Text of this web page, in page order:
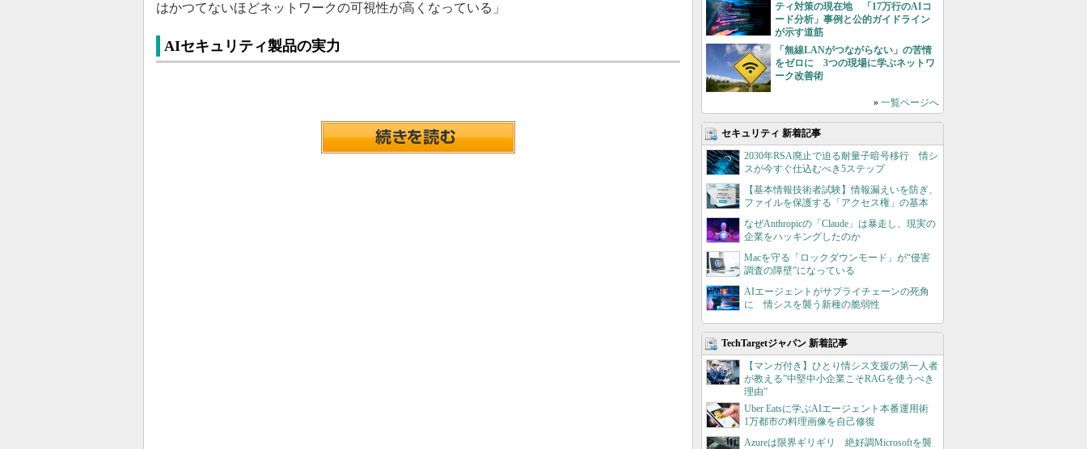
はかつてないほどネットワークの可視性が高くなっている」
AIセキュリティ製品の実力
ティ対策の現在地 「17万行のAIコ
ード分析」事例と公的ガイドライン
が示す道筋
「無線LANがつながらない」の苦情
をゼロに 3つの現場に学ぶネットワ
ーク改善術
» 一覧ページへ
セキュリティ 新着記事
2030年RSA廃止で迫る耐量子暗号移行 情シ
スが今すぐ仕込むべき5ステップ
【基本情報技術者試験】情報漏えいを防ぎ、
ファイルを保護する「アクセス権」の基本
なぜAnthropicの「Claude」は暴走し、現実の
企業をハッキングしたのか
Macを守る「ロックダウンモード」が“侵害
調査の障壁”になっている
AIエージェントがサプライチェーンの死角
に 情シスを襲う新種の脆弱性
TechTargetジャパン 新着記事
【マンガ付き】ひとり情シス支援の第一人者
が教える”中堅中小企業こそRAGを使うべき
理由”
Uber Eatsに学ぶAIエージェント本番運用術
1万都市の料理画像を自己修復
Azureは限界ギリギリ 絶好調Microsoftを襲